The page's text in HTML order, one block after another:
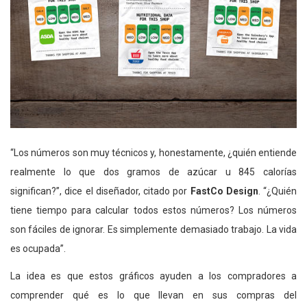
“Los números son muy técnicos y, honestamente, ¿quién entiende
realmente lo que dos gramos de azúcar u 845 calorías
significan?”, dice el diseñador, citado por FastCo Design. “¿Quién
tiene tiempo para calcular todos estos números? Los números
son fáciles de ignorar. Es simplemente demasiado trabajo. La vida
es ocupada”.
La idea es que estos gráficos ayuden a los compradores a
comprender qué es lo que llevan en sus compras del